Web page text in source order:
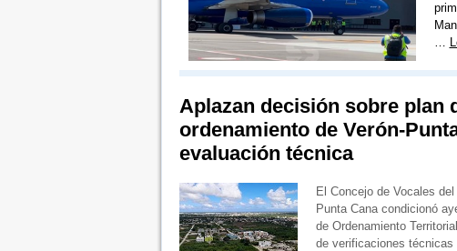
…
Aplazan decisión sobre plan
ordenamiento de Verón-
evaluación técnica
El Concejo de Vocales
Punta Cana condicionó
de Ordenamiento
de verificaciones técnicas